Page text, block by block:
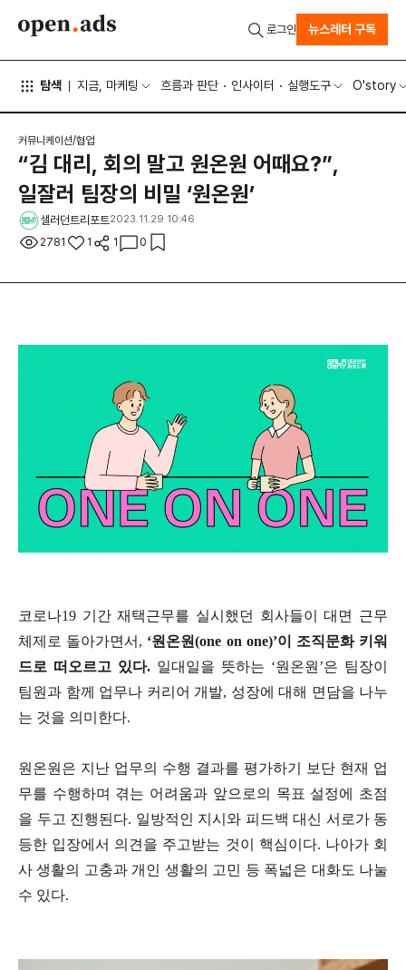
탐색 지금, 마케팅 흐름과 판단 인사이터 실행도구 O'story
로그인 뉴스레터 구독
커뮤니케이션/협업
“김 대리, 회의 말고 원온원 어때요?”,
일잘러 팀장의 비밀 ‘원온원’
샐러던트리포트2023.11.29 10:46
2781 1 1 0
코로나19 기간 재택근무를 실시했던 회사들이 대면 근무
체제로 돌아가면서, ‘원온원(one on one)’이 조직문화 키워
드로 떠오르고 있다. 일대일을 뜻하는 ‘원온원’은 팀장이
팀원과 함께 업무나 커리어 개발, 성장에 대해 면담을 나누
는 것을 의미한다.
원온원은 지난 업무의 수행 결과를 평가하기 보단 현재 업
무를 수행하며 겪는 어려움과 앞으로의 목표 설정에 초점
을 두고 진행된다. 일방적인 지시와 피드백 대신 서로가 동
등한 입장에서 의견을 주고받는 것이 핵심이다. 나아가 회
사 생활의 고충과 개인 생활의 고민 등 폭넓은 대화도 나눌
수 있다.